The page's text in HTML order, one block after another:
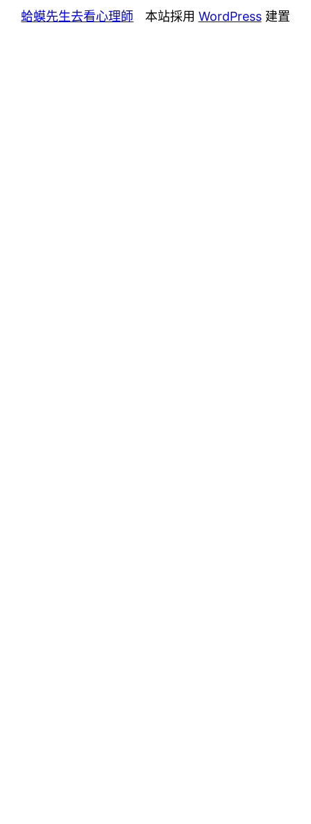
蛤蟆先生去看心理師 本站採用 WordPress建置